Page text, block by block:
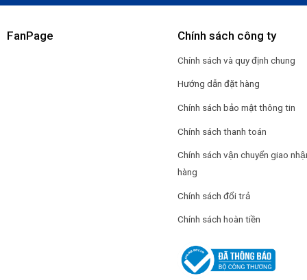
FanPage Chính sách công ty
Chính sách và quy định chung
Hướng dẫn đặt hàng
Chính sách bảo mật thông tin
Chính sách thanh toán
Chính sách vận chuyển giao
hàng
Chính sách đổi trả
Chính sách hoàn tiền